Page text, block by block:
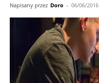
Napisany przez Doro - 06/06/2016